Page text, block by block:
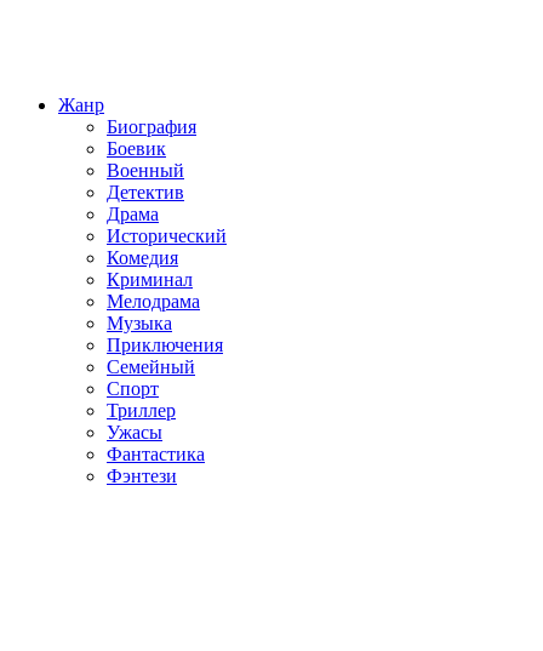
Жанр
Биография
Боевик
Военный
Детектив
Драма
Исторический
Комедия
Криминал
Мелодрама
Музыка
Приключения
Семейный
Спорт
Триллер
Ужасы
Фантастика
Фэнтези